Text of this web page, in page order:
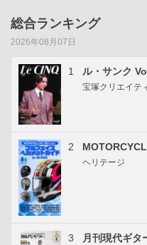
総合ランキング
2026年08月07日
1 ル・サンク
宝塚クリエイテ
2
ヘリテージ
3 月刊現代ギタ